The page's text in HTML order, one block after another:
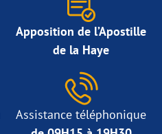
Apposition de l’Apostille
de la Haye
Assistance téléphonique